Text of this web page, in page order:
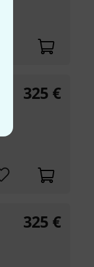
325 €
325 €